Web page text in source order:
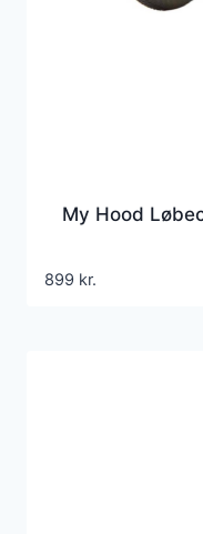
My Hood
899 kr.